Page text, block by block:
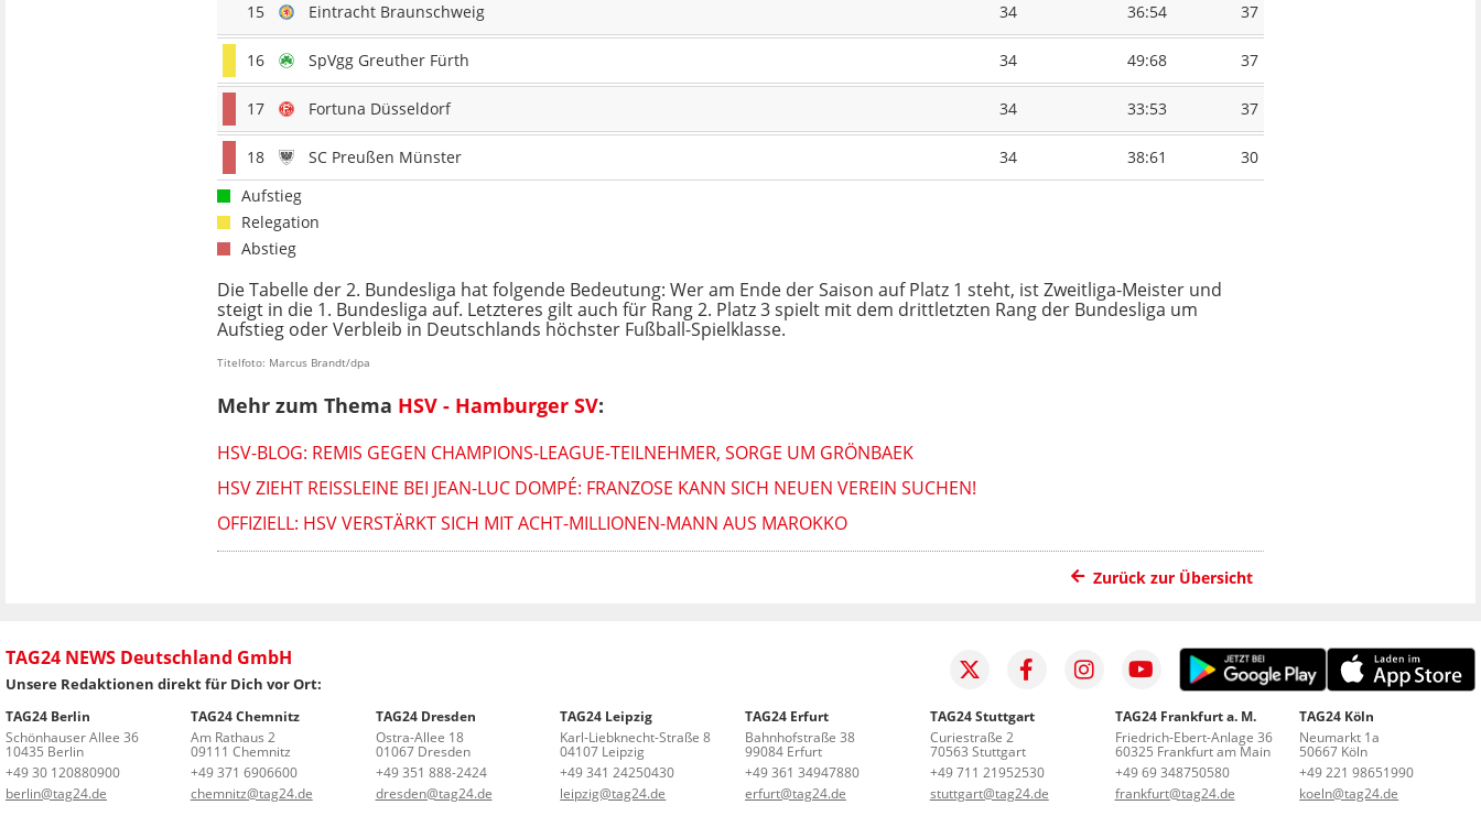
15 Eintracht Braunschweig 34 36:54 37
16 SpVgg Greuther Fürth 34 49:68 37
17 Fortuna Düsseldorf 34 33:53 37
18 SC Preußen Münster 34 38:61
30
Aufstieg
Relegation
Abstieg
Die Tabelle der 2. Bundesliga hat folgende Bedeutung: Wer am Ende der Saison auf Platz 1 steht, ist Zweitliga-Meister und
steigt in die 1. Bundesliga auf. Letzteres gilt auch für Rang 2. Platz 3 spielt mit dem drittletzten Rang der Bundesliga um
Aufstieg oder Verbleib in Deutschlands höchster Fußball-Spielklasse.
Titelfoto: Marcus Brandt/dpa
Mehr zum Thema HSV - Hamburger SV:
HSV-BLOG: REMIS GEGEN CHAMPIONS-LEAGUE-TEILNEHMER, SORGE UM GRÖNBAEK
HSV ZIEHT REISSLEINE BEI JEAN-LUC DOMPÉ: FRANZOSE KANN SICH NEUEN VEREIN SUCHEN!
OFFIZIELL: HSV VERSTÄRKT SICH MIT ACHT-MILLIONEN-MANN AUS MAROKKO
Zurück zur Übersicht
TAG24 NEWS Deutschland GmbH
Unsere Redaktionen direkt für Dich vor Ort:
TAG24 Berlin
Schönhauser Allee 36
10435 Berlin
+49 30 120880900
berlin@tag24.de
TAG24 Chemnitz
Am Rathaus 2
09111 Chemnitz
+49 371 6906600
chemnitz@tag24.de
TAG24 Dresden
Ostra-Allee 18
01067 Dresden
+49 351 888-2424
dresden@tag24.de
TAG24 Leipzig
Karl-Liebknecht-Straße 8
04107 Leipzig
+49 341 24250430
leipzig@tag24.de
TAG24 Erfurt
Bahnhofstraße 38
99084 Erfurt
+49 361 34947880
erfurt@tag24.de
TAG24 Stuttgart
Curiestraße 2
70563 Stuttgart
+49 711 21952530
stuttgart@tag24.de
TAG24 Frankfurt a. M.
Friedrich-Ebert-Anlage 36
60325 Frankfurt am Main
+49 69 348750580
frankfurt@tag24.de
TAG24 Köln
Neumarkt 1a
50667 Köln
+49 221 98651990
koeln@tag24.de